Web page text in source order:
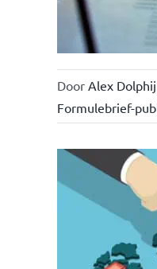
Door Alex
Formulebrief-